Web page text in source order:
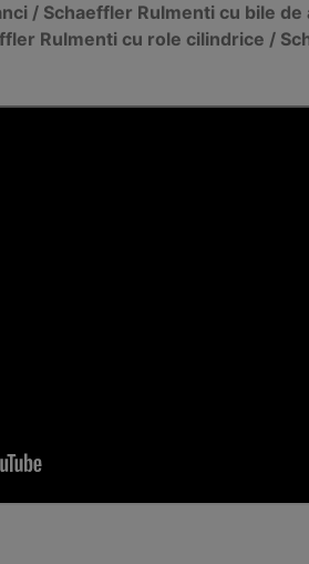
/ Schaeffler Rulmenti cu bile
Rulmenti cu role cilindrice /